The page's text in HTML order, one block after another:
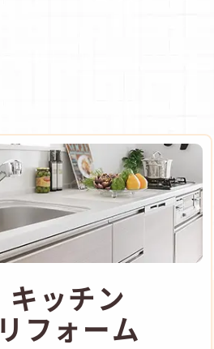
キッチン
リフォーム